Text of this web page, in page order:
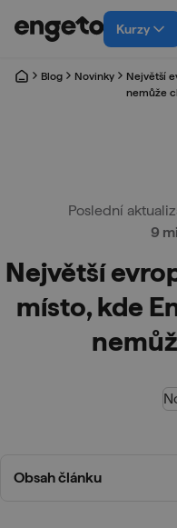
Kurzy
Blog Novinky
Největší
nemůže
Poslední
9
Největší
místo, kde
Obsah článku